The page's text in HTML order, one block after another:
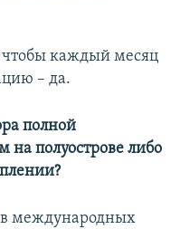
чтобы каждый месяц
– да.
полной
полуострове либо
в международных